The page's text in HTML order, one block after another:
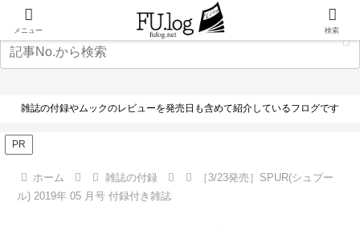
雑誌の付録やムックのレビューを発売日も含めて紹介しているフログです
PR
ホーム 雑誌の付録
［3/23発売］SPUR(シュプー
ル) 2019年 05 月号 付録付き雑誌
メニュー 検索